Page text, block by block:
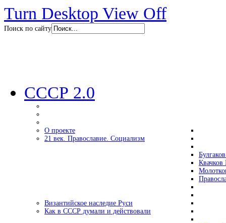
Turn Desktop View Off
Поиск по сайту
СССР 2.0
О проекте
21 век. Православие. Социализм
Византийское наследие Руси
Как в СССР думали и действовали